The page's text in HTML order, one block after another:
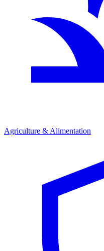
Agriculture & Alimentation